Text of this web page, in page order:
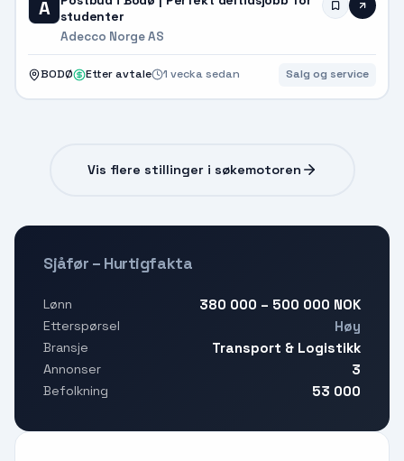
A
studenter
Adecco Norge AS
BODØ Etter avtale 1 vecka sedan Salg og service
Vis flere stillinger i søkemotoren
Sjåfør – Hurtigfakta
Lønn 380 000 – 500 000 NOK
Etterspørsel Høy
Bransje Transport & Logistikk
Annonser 3
Befolkning 53 000